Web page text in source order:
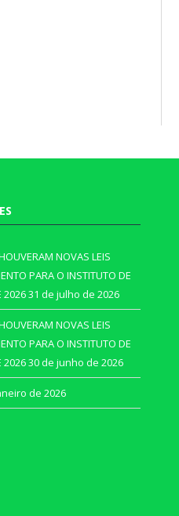
NOVAS LEIS
PARA O INSTITUTO DE
202631 de julho de 2026
NOVAS LEIS
PARA O INSTITUTO DE
202630 de junho de 2026
de 2026